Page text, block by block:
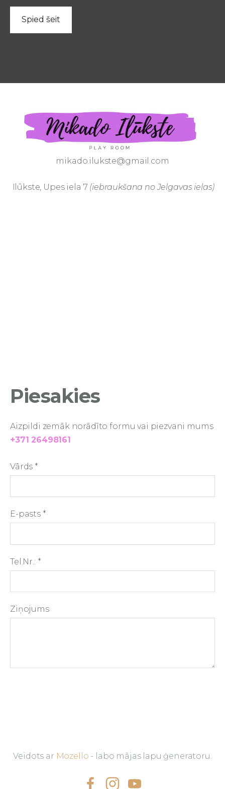
Spied šeit
mikado.ilukste@gmail.com
Ilūkste, Upes iela 7 (iebraukšana no Jelgavas ielas)
Piesakies
Aizpildi zemāk norādīto formu vai piezvani mums
+371 26498161
Vārds *
E-pasts *
Tel.Nr.: *
Ziņojums
Veidots ar Mozello - labo mājas lapu ģeneratoru.